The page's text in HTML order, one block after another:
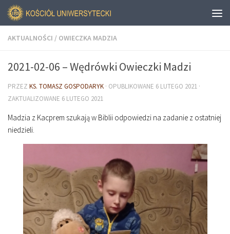
AKTUALNOŚCI / OWIECZKA MADZIA
2021-02-06 – Wędrówki Owieczki Madzi
PRZEZ KS. TOMASZ GOSPODARYK · OPUBLIKOWANE 6 LUTEGO 2021 ·
ZAKTUALIZOWANE 6 LUTEGO 2021
Madzia z Kacprem szukają w Biblii odpowiedzi na zadanie z ostatniej
niedzieli.